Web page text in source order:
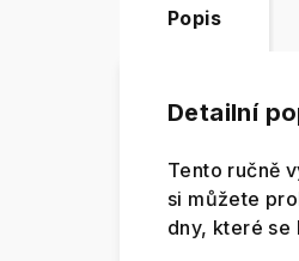
Popis
Detailní
Tento ručně
si můžete
dny, které se